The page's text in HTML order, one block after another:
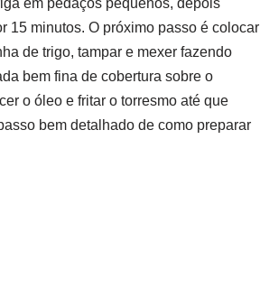
em pedaços pequenos, depois
15 minutos. O próximo passo é colocar
de trigo, tampar e mexer fazendo
bem fina de cobertura sobre o
o óleo e fritar o torresmo até que
bem detalhado de como preparar